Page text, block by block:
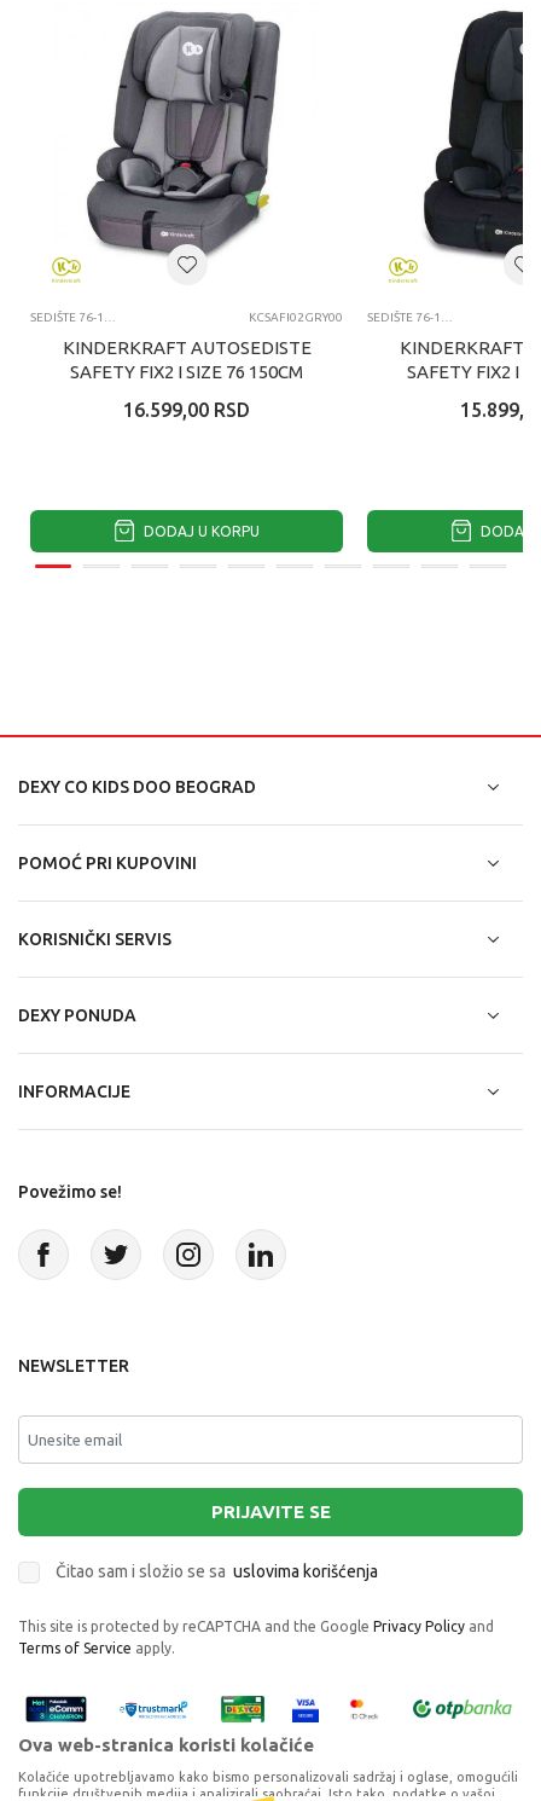
SEDIŠTE 76-150CM KCSAFI02GRY00
KINDERKRAFT AUTOSEDISTE
SAFETY FIX2 I SIZE 76 150CM
16.599,00 RSD
DODAJ U KORPU
SEDIŠTE 76-150CM
KINDERKRAFT
SAFETY FIX2 I
DODAJ
DEXY CO KIDS DOO BEOGRAD
POMOĆ PRI KUPOVINI
KORISNIČKI SERVIS
DEXY PONUDA
INFORMACIJE
Povežimo se!
NEWSLETTER
PRIJAVITE SE
Čitao sam i složio se sa uslovima korišćenja
This site is protected by reCAPTCHA and the Google Privacy Policy and
Terms of Service apply.
Ova web-stranica koristi kolačiće
Kolačiće upotrebljavamo kako bismo personalizovali sadržaj i oglase, omogućili
funkcije društvenih medija i analizirali saobraćaj. Isto tako, podatke o vašoj